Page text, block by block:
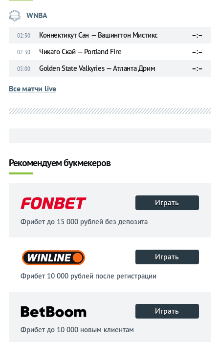
WNBA
02:30 Коннектикут Сан — Вашингтон Мистикс –:–
02:30 Чикаго Скай — Portland Fire –:–
05:00 Golden State Valkyries — Атланта Дрим –:–
Все матчи live
Рекомендуем букмекеров
Играть
Фрибет до 15 000 рублей без депозита
Играть
Фрибет 10 000 рублей после регистрации
Играть
Фрибет до 10 000 новым клиентам